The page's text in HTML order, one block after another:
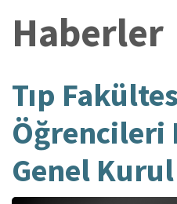
Haberler
Tıp
Öğrencileri
Genel Kurul